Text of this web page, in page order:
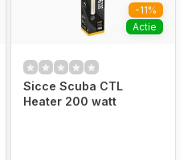
-11%
Actie
Sicce Scuba CTL
Heater 200 watt